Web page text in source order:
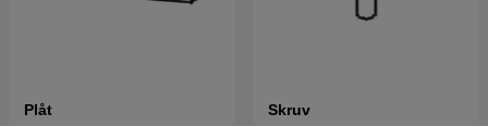
Plåt Skruv